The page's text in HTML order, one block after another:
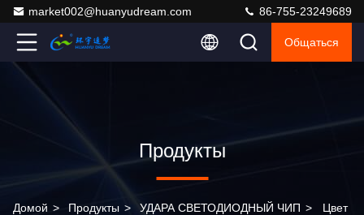
market002@huanyudream.com 86-755-23249689
Общаться
Продукты
Домой > Продукты > УДАРА СВЕТОДИОДНЫЙ ЧИП > Цвет